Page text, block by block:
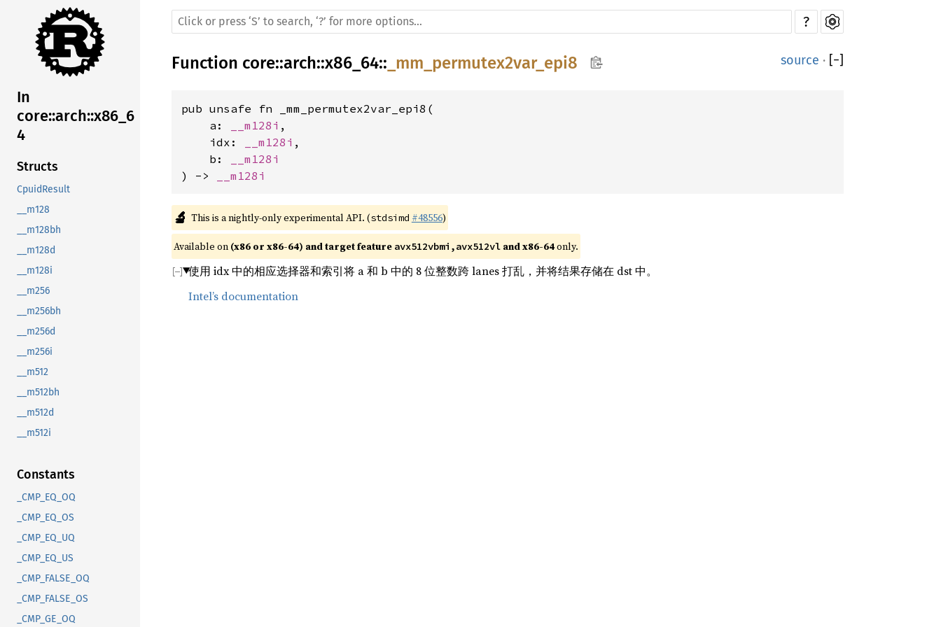
In
core::arch::x86_6
4
Structs
CpuidResult
__m128
__m128bh
__m128d
__m128i
__m256
__m256bh
__m256d
__m256i
__m512
__m512bh
__m512d
__m512i
Constants
_CMP_EQ_OQ
_CMP_EQ_OS
_CMP_EQ_UQ
_CMP_EQ_US
_CMP_FALSE_OQ
_CMP_FALSE_OS
_CMP_GE_OQ
?
Function core::arch::x86_64:: _mm_permutex2var_epi8 source · [−]
pub unsafe fn _mm_permutex2var_epi8(
    a:
__m128i ,
    idx:
__m128i ,
    b:
__m128i
) ->
__m128i
🔬 This is a nightly-only experimental API. (stdsimd #48556)
Available on (x86 or x86-64) and target feature avx512vbmi,avx512vl and x86-64 only.
使用 idx 中的相应选择器和索引将 a 和 b 中的 8 位整数跨 lanes 打乱，并将结果存储在 dst 中。
Intel’s documentation